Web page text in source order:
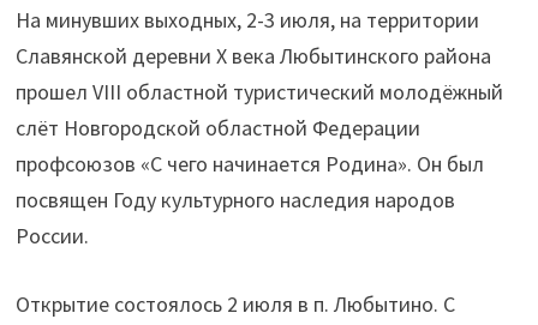
На минувших выходных, 2-3 июля, на территории
Славянской деревни X века Любытинского района
прошел VIII областной туристический молодёжный
слёт Новгородской областной Федерации
профсоюзов «С чего начинается Родина». Он был
посвящен Году культурного наследия народов
России.
Открытие состоялось 2 июля в п. Любытино. С